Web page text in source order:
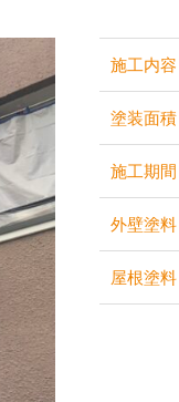
施工内容
塗装面積
施工期間
外壁塗料
屋根塗料